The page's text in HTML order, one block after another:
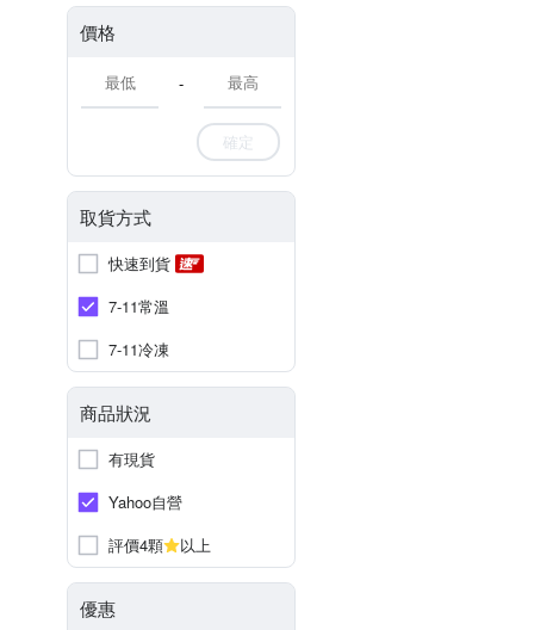
價格
-
確定
取貨方式
快速到貨
7-11常溫
7-11冷凍
商品狀況
有現貨
Yahoo自營
評價4顆
以上
優惠